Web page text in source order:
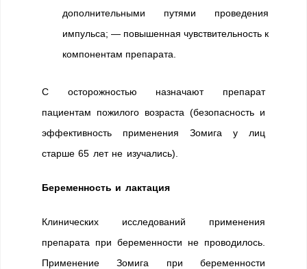
дополнительными путями проведения
импульса; — повышенная чувствительность к
компонентам препарата.
С осторожностью назначают препарат
пациентам пожилого возраста (безопасность и
эффективность применения Зомига у лиц
старше 65 лет не изучались).
Беременность и лактация
Клинических исследований применения
препарата при беременности не проводилось.
Применение Зомига при беременности